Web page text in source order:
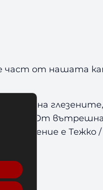
част от нашата
се на
От
е Тежко /